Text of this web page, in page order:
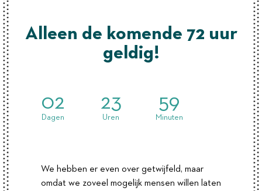
Alleen de komende 72 uur
geldig!
02
Dagen
23
Uren
59
Minuten
We hebben er even over getwijfeld, maar
omdat we zoveel mogelijk mensen willen laten